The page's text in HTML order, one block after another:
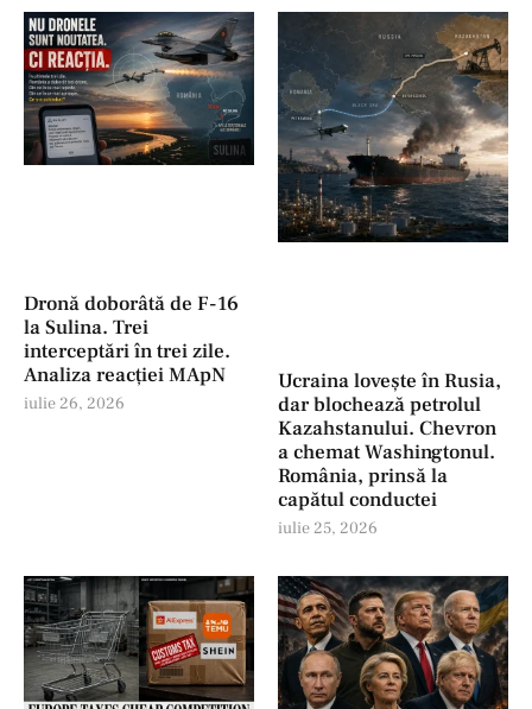
Dronă doborâtă de F-16
la Sulina. Trei
interceptări în trei zile.
Analiza reacției MApN
iulie 26, 2026
Ucraina lovește în Rusia,
dar blochează petrolul
Kazahstanului. Chevron
a chemat Washingtonul.
România, prinsă la
capătul conductei
iulie 25, 2026